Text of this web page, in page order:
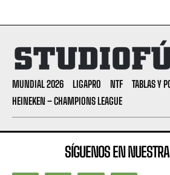
MUNDIAL 2026 LIGAPRO NTF
TABLAS Y
HEINEKEN – CHAMPIONS LEAGUE
SÍGUENOS EN